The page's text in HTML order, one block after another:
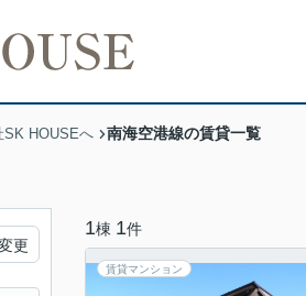
SK HOUSEへ 南海空港線の賃貸一覧
1棟 1件
賃貸マンション
更